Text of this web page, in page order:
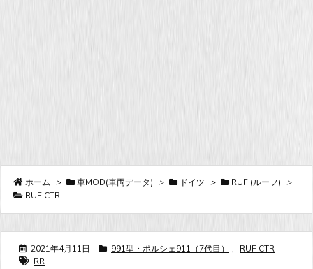
ホーム > 車MOD(車両データ) > ドイツ > RUF (ルーフ)
>
RUF CTR
2021年4月11日 991型・ポルシェ911（7代目） ,
RUF CTR
RR